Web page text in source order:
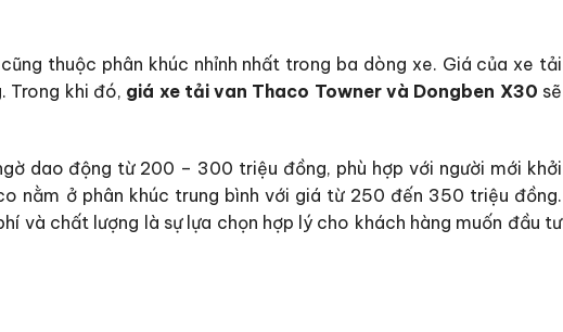
thuộc phân khúc nhỉnh nhất trong ba dòng xe. Giá của xe tải
Trong khi đó, giá xe tải van Thaco Towner và Dongben X30 sẽ
dao động từ 200 – 300 triệu đồng, phù hợp với người mới khởi
nằm ở phân khúc trung bình với giá từ 250 đến 350 triệu đồng.
và chất lượng là sự lựa chọn hợp lý cho khách hàng muốn đầu tư